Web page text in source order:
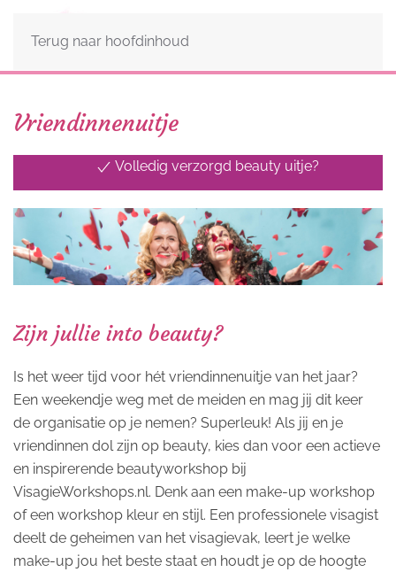
Terug naar hoofdinhoud
Vriendinnenuitje
Volledig verzorgd beauty uitje?
Ervaren beautyteam staat voor je klaar!
Zijn jullie into beauty?
Is het weer tijd voor hét vriendinnenuitje van het jaar?
Een weekendje weg met de meiden en mag jij dit keer
de organisatie op je nemen? Superleuk! Als jij en je
vriendinnen dol zijn op beauty, kies dan voor een actieve
en inspirerende beautyworkshop bij
VisagieWorkshops.nl. Denk aan een make-up workshop
of een workshop kleur en stijl. Een professionele visagist
deelt de geheimen van het visagievak, leert je welke
make-up jou het beste staat en houdt je op de hoogte